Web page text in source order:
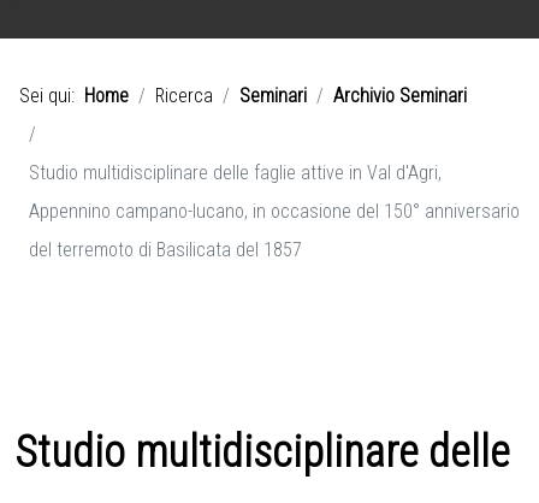
Sei qui: Home Ricerca Seminari Archivio Seminari
Studio multidisciplinare delle faglie attive in Val d'Agri,
Appennino campano-lucano, in occasione del 150° anniversario
del terremoto di Basilicata del 1857
Studio multidisciplinare delle